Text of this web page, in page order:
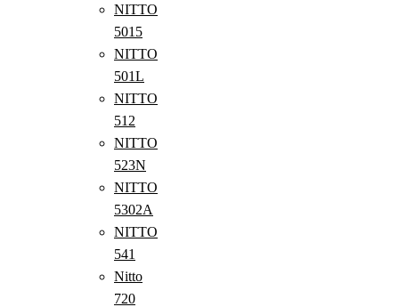
NITTO
5015
NITTO
501L
NITTO
512
NITTO
523N
NITTO
5302A
NITTO
541
Nitto
720